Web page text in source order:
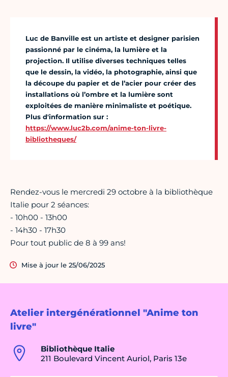
Atelier intergénérationnel "Anime ton
livre"
Bibliothèque Italie
211 Boulevard Vincent Auriol, Paris 13e
Luc de Banville est un artiste et designer parisien
passionné par le cinéma, la lumière et la
projection. Il utilise diverses techniques telles
que le dessin, la vidéo, la photographie, ainsi que
la découpe du papier et de l’acier pour créer des
installations où l’ombre et la lumière sont
exploitées de manière minimaliste et poétique.
Plus d'information sur :
https://www.luc2b.com/anime-ton-livre-
bibliotheques/
Rendez-vous le mercredi 29 octobre à la bibliothèque
Italie pour 2 séances:
- 10h00 - 13h00
- 14h30 - 17h30
Pour tout public de 8 à 99 ans!
Mise à jour le 25/06/2025